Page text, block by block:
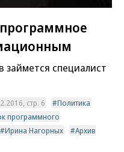
специалист
стр. 6
Политика
программного
Ирина Нагорных
Архив